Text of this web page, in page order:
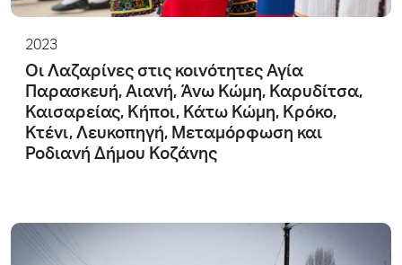
2023
Οι Λαζαρίνες στις κοινότητες Αγία
Παρασκευή, Αιανή, Άνω Κώμη, Καρυδίτσα,
Καισαρείας, Κήποι, Κάτω Κώμη, Κρόκο,
Κτένι, Λευκοπηγή, Μεταμόρφωση και
Ροδιανή Δήμου Κοζάνης